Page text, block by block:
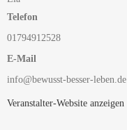
Telefon
01794912528
E-Mail
info@bewusst-besser-leben.de
Veranstalter-Website anzeigen